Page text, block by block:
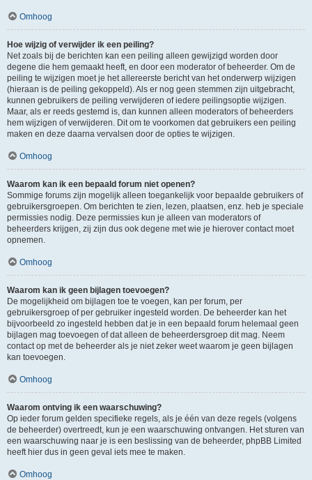
Omhoog
Hoe wijzig of verwijder ik een peiling?
Net zoals bij de berichten kan een peiling alleen gewijzigd worden door
degene die hem gemaakt heeft, en door een moderator of beheerder. Om de
peiling te wijzigen moet je het allereerste bericht van het onderwerp wijzigen
(hieraan is de peiling gekoppeld). Als er nog geen stemmen zijn uitgebracht,
kunnen gebruikers de peiling verwijderen of iedere peilingsoptie wijzigen.
Maar, als er reeds gestemd is, dan kunnen alleen moderators of beheerders
hem wijzigen of verwijderen. Dit om te voorkomen dat gebruikers een peiling
maken en deze daarna vervalsen door de opties te wijzigen.
Omhoog
Waarom kan ik een bepaald forum niet openen?
Sommige forums zijn mogelijk alleen toegankelijk voor bepaalde gebruikers of
gebruikersgroepen. Om berichten te zien, lezen, plaatsen, enz. heb je speciale
permissies nodig. Deze permissies kun je alleen van moderators of
beheerders krijgen, zij zijn dus ook degene met wie je hierover contact moet
opnemen.
Omhoog
Waarom kan ik geen bijlagen toevoegen?
De mogelijkheid om bijlagen toe te voegen, kan per forum, per
gebruikersgroep of per gebruiker ingesteld worden. De beheerder kan het
bijvoorbeeld zo ingesteld hebben dat je in een bepaald forum helemaal geen
bijlagen mag toevoegen of dat alleen de beheerdersgroep dit mag. Neem
contact op met de beheerder als je niet zeker weet waarom je geen bijlagen
kan toevoegen.
Omhoog
Waarom ontving ik een waarschuwing?
Op ieder forum gelden specifieke regels, als je één van deze regels (volgens
de beheerder) overtreedt, kun je een waarschuwing ontvangen. Het sturen van
een waarschuwing naar je is een beslissing van de beheerder, phpBB Limited
heeft hier dus in geen geval iets mee te maken.
Omhoog